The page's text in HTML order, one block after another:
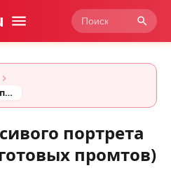
Промт для красивого портрета (с примерами готовых промтов)
портрета
промтов)